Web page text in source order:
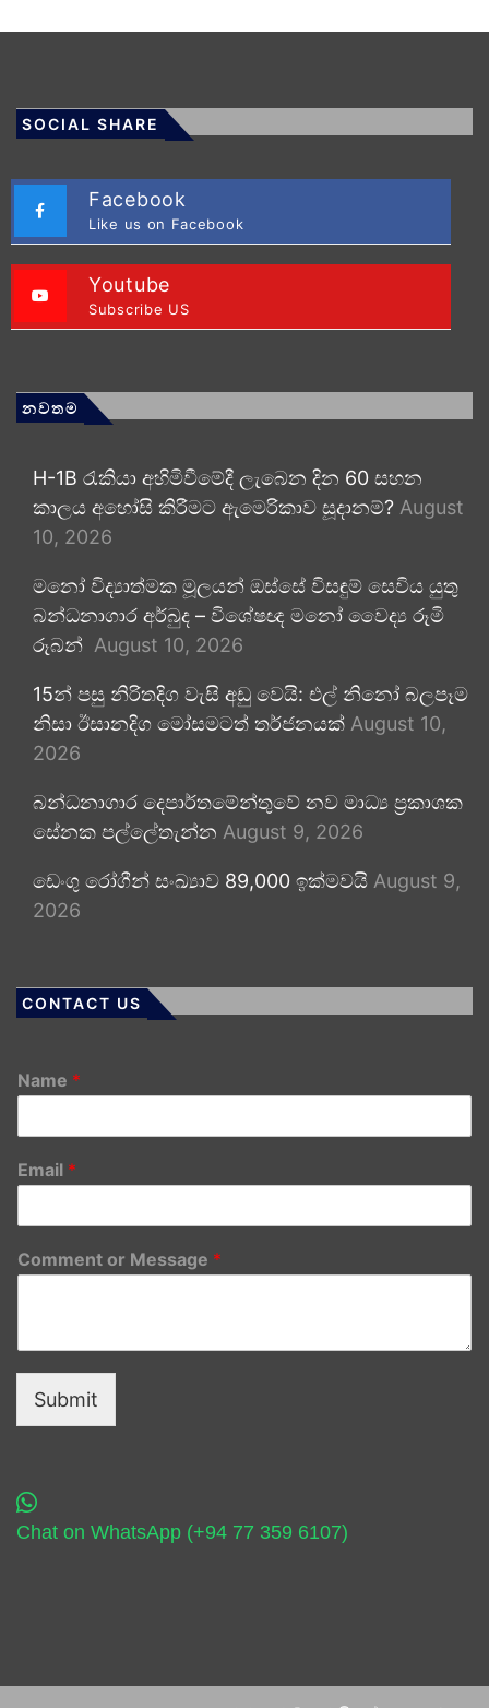
SOCIAL SHARE
Facebook
Like us on Facebook
Youtube
Subscribe US
නවතම
H-1B රැකියා අහිමිවීමේදී ලැබෙන දින 60 සහන
කාලය අහෝසි කිරීමට ඇමෙරිකාව සූදානම්? August
10, 2026
මනෝ විද්‍යාත්මක මූලයන් ඔස්සේ විසඳුම් සෙවිය යුතු
බන්ධනාගාර අර්බුද – විශේෂඥ මනෝ වෛද්‍ය රූමි
රූබන් August 10, 2026
15න් පසු නිරිතදිග වැසි අඩු වෙයි: එල් නිනෝ බලපෑම
නිසා ඊසානදිග මෝසමටත් තර්ජනයක් August 10,
2026
බන්ධනාගාර දෙපාර්තමේන්තුවේ නව මාධ්‍ය ප්‍රකාශක
සේනක පල්ලේතැන්න August 9, 2026
ඩෙංගු රෝගීන් සංඛ්‍යාව 89,000 ඉක්මවයි August 9,
2026
CONTACT US
Name *
Email *
Comment or Message *
Submit
Chat on WhatsApp (+94 77 359 6107)